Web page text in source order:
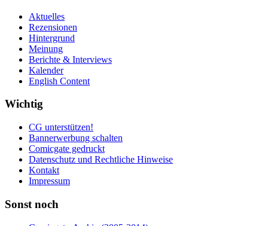
Aktuelles
Rezensionen
Hintergrund
Meinung
Berichte & Interviews
Kalender
English Content
Wichtig
CG unterstützen!
Bannerwerbung schalten
Comicgate gedruckt
Datenschutz und Rechtliche Hinweise
Kontakt
Impressum
Sonst noch